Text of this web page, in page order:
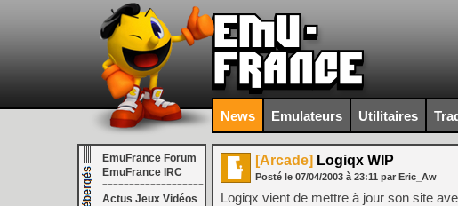
News Emulateurs Utilitaires
EmuFrance Forum
EmuFrance IRC
===================
Actus Jeux Vidéos
[Arcade] Logiqx WIP
Posté le 07/04/2003 à 23:11 par Eric_Aw
Logiqx vient de mettre à jour son site